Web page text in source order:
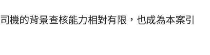
機的背景查核能力相對有限，也成為本案引